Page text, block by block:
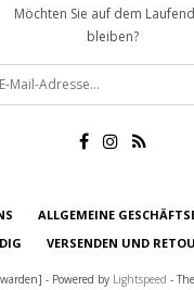
Möchten Sie auf dem
bleiben?
ALLGEMEINE
VERSENDEN UND
- Powered by Lightspeed -